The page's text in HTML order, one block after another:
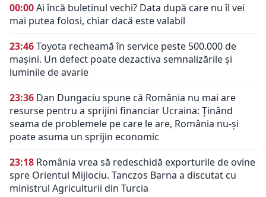
00:00Ai încă buletinul vechi? Data după care nu îl vei
mai putea folosi, chiar dacă este valabil
23:46Toyota recheamă în service peste 500.000 de
mașini. Un defect poate dezactiva semnalizările și
luminile de avarie
23:36 Dan Dungaciu spune că România nu mai are
resurse pentru a sprijini financiar Ucraina: Ținând
seama de problemele pe care le are, România nu-și
poate asuma un sprijin economic
23:18 România vrea să redeschidă exporturile de ovine
spre Orientul Mijlociu. Tanczos Barna a discutat cu
ministrul Agriculturii din Turcia